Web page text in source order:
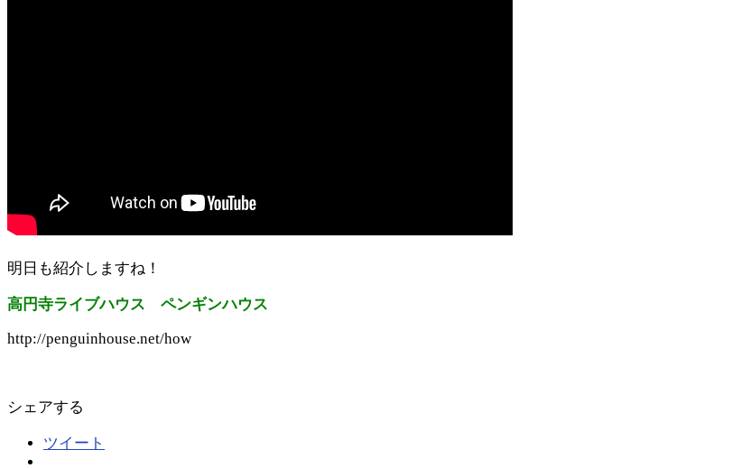
明日も紹介しますね！
高円寺ライブハウス ペンギンハウス
http://penguinhouse.net/how
シェアする
ツイート